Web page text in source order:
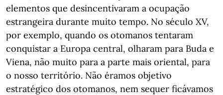
elementos que desincentivaram a ocupação
estrangeira durante muito tempo. No século XV,
por exemplo, quando os otomanos tentaram
conquistar a Europa central, olharam para Buda e
Viena, não muito para a parte mais oriental, para
o nosso território. Não éramos objetivo
estratégico dos otomanos, nem sequer ficávamos